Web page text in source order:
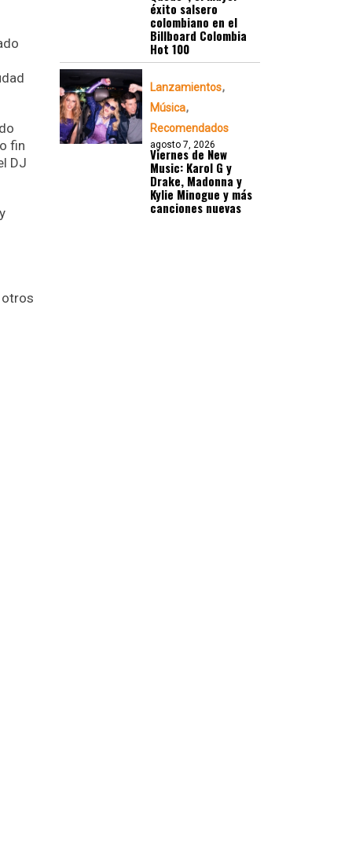
fin
DJ
otros
éxito salsero
colombiano en el
Billboard Colombia
Hot 100
Lanzamientos
Música
Recomendados
agosto 7, 2026
Viernes de New
Music: Karol G y
Drake, Madonna y
Kylie Minogue y más
canciones nuevas